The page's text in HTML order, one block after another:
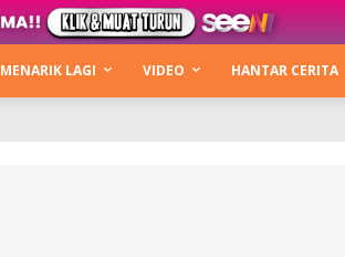
MENARIK LAGI VIDEO HANTAR CERITA